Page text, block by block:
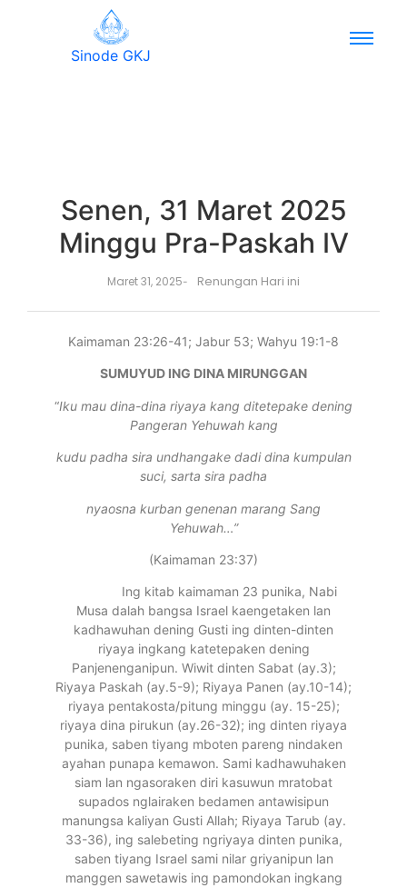
Sinode GKJ
Senen, 31 Maret 2025
Minggu Pra-Paskah IV
Maret 31, 2025- Renungan Hari ini
Kaimaman 23:26-41; Jabur 53; Wahyu 19:1-8
SUMUYUD ING DINA MIRUNGGAN
“Iku mau dina-dina riyaya kang ditetepake dening
Pangeran Yehuwah kang
kudu padha sira undhangake dadi dina kumpulan
suci, sarta sira padha
nyaosna kurban genenan marang Sang
Yehuwah…”
(Kaimaman 23:37)
Ing kitab kaimaman 23 punika, Nabi
Musa dalah bangsa Israel kaengetaken lan
kadhawuhan dening Gusti ing dinten-dinten
riyaya ingkang katetepaken dening
Panjenenganipun. Wiwit dinten Sabat (ay.3);
Riyaya Paskah (ay.5-9); Riyaya Panen (ay.10-14);
riyaya pentakosta/pitung minggu (ay. 15-25);
riyaya dina pirukun (ay.26-32); ing dinten riyaya
punika, saben tiyang mboten pareng nindaken
ayahan punapa kemawon. Sami kadhawuhaken
siam lan ngasoraken diri kasuwun mratobat
supados nglairaken bedamen antawisipun
manungsa kaliyan Gusti Allah; Riyaya Tarub (ay.
33-36), ing salebeting ngriyaya dinten punika,
saben tiyang Israel sami nilar griyanipun lan
manggen sawetawis ing pamondokan ingkang